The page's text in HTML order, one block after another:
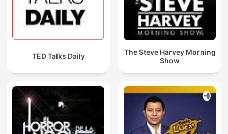
TED Talks Daily
The Steve Harvey Morning
Show